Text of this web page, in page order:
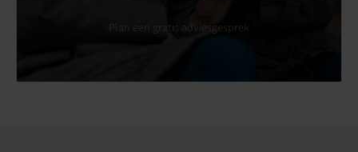
Plan een gratis adviesgesprek